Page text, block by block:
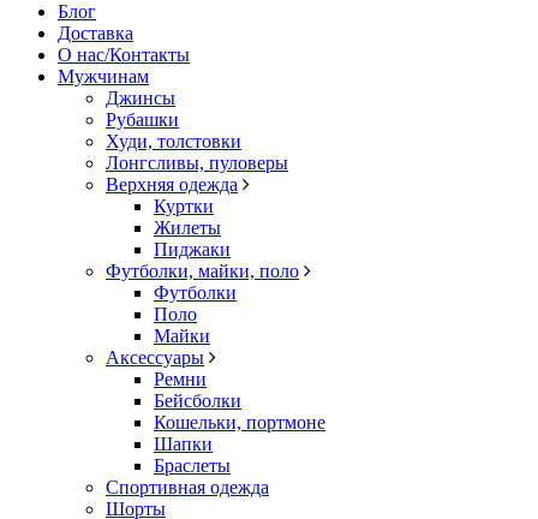
Блог
Доставка
О нас/Контакты
Мужчинам
Джинсы
Рубашки
Худи, толстовки
Лонгсливы, пуловеры
Верхняя одежда
Куртки
Жилеты
Пиджаки
Футболки, майки, поло
Футболки
Поло
Майки
Аксессуары
Ремни
Бейсболки
Кошельки, портмоне
Шапки
Браслеты
Спортивная одежда
Шорты